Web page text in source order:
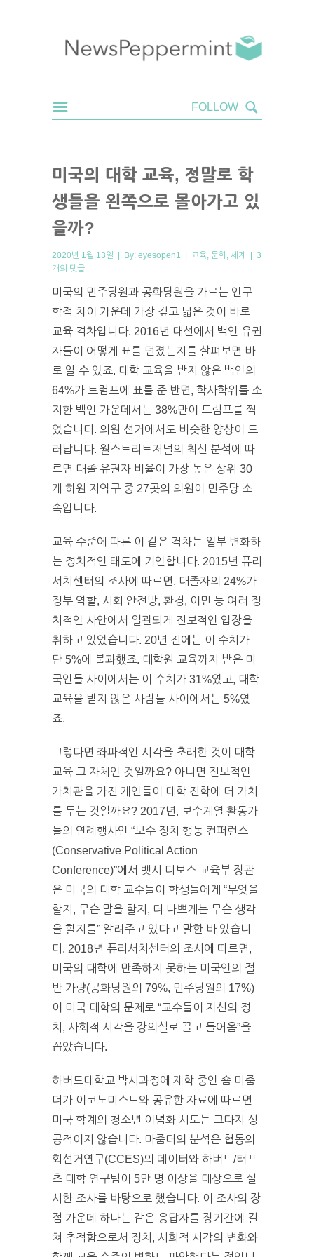
미국의 대학 교육, 정말로 학
생들을 왼쪽으로 몰아가고 있
을까?
2020년 1월 13일 | By: eyesopen1 | 교육 문화 세계 | 3
개의 댓글
미국의 민주당원과 공화당원을 가르는 인구
학적 차이 가운데 가장 깊고 넓은 것이 바로
교육 격차입니다. 2016년 대선에서 백인 유권
자들이 어떻게 표를 던졌는지를 살펴보면 바
로 알 수 있죠. 대학 교육을 받지 않은 백인의
64%가 트럼프에 표를 준 반면, 학사학위를 소
지한 백인 가운데서는 38%만이 트럼프를 찍
었습니다. 의원 선거에서도 비슷한 양상이 드
러납니다. 월스트리트저널의 최신 분석에 따
르면 대졸 유권자 비율이 가장 높은 상위 30
개 하원 지역구 중 27곳의 의원이 민주당 소
속입니다.
교육 수준에 따른 이 같은 격차는 일부 변화하
는 정치적인 태도에 기인합니다. 2015년 퓨리
서치센터의 조사에 따르면, 대졸자의 24%가
정부 역할, 사회 안전망, 환경, 이민 등 여러 정
치적인 사안에서 일관되게 진보적인 입장을
취하고 있었습니다. 20년 전에는 이 수치가
단 5%에 불과했죠. 대학원 교육까지 받은 미
국인들 사이에서는 이 수치가 31%였고, 대학
교육을 받지 않은 사람들 사이에서는 5%였
죠.
그렇다면 좌파적인 시각을 초래한 것이 대학
교육 그 자체인 것일까요? 아니면 진보적인
가치관을 가진 개인들이 대학 진학에 더 가치
를 두는 것일까요? 2017년, 보수계열 활동가
들의 연례행사인 “보수 정치 행동 컨퍼런스
(Conservative Political Action
Conference)”에서 벳시 디보스 교육부 장관
은 미국의 대학 교수들이 학생들에게 “무엇을
할지, 무슨 말을 할지, 더 나쁘게는 무슨 생각
을 할지를” 알려주고 있다고 말한 바 있습니
다. 2018년 퓨리서치센터의 조사에 따르면,
미국의 대학에 만족하지 못하는 미국인의 절
반 가량(공화당원의 79%, 민주당원의 17%)
이 미국 대학의 문제로 “교수들이 자신의 정
치, 사회적 시각을 강의실로 끌고 들어옴”을
꼽았습니다.
하버드대학교 박사과정에 재학 중인 숌 마줌
더가 이코노미스트와 공유한 자료에 따르면
미국 학계의 청소년 이념화 시도는 그다지 성
공적이지 않습니다. 마줌더의 분석은 협동의
회선거연구(CCES)의 데이터와 하버드/터프
츠 대학 연구팀이 5만 명 이상을 대상으로 실
시한 조사를 바탕으로 했습니다. 이 조사의 장
점 가운데 하나는 같은 응답자를 장기간에 걸
쳐 추적함으로서 정치, 사회적 시각의 변화와